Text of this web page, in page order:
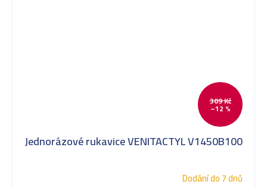
309 Kč
–12 %
Jednorázové rukavice VENITACTYL V1450B100
Dodání do 7 dnů